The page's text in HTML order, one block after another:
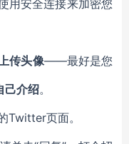
用安全连接来加密您
传头像——最好是您
己介绍。
Twitter页面。